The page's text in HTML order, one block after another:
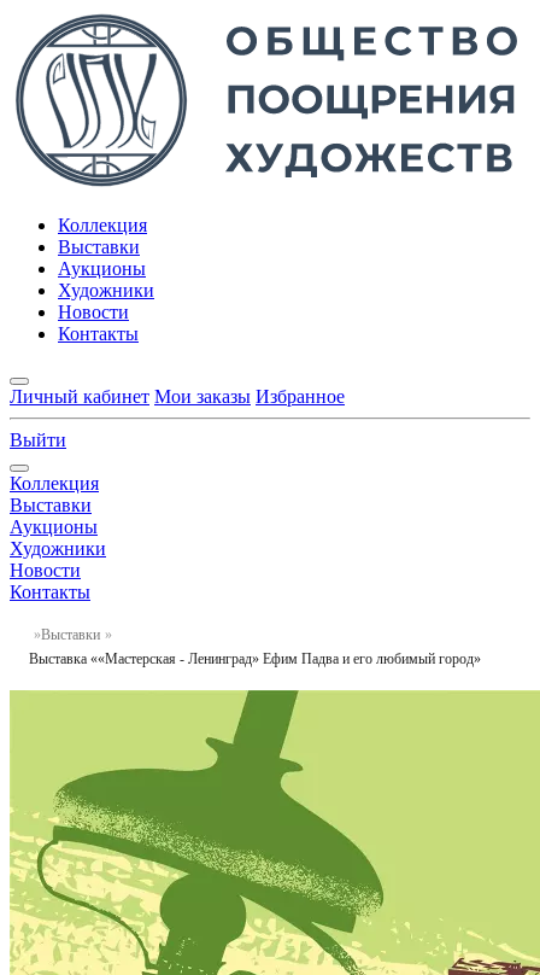
Коллекция
Выставки
Аукционы
Художники
Новости
Контакты
Личный кабинет Мои заказы Избранное
Выйти
Коллекция
Выставки
Аукционы
Художники
Новости
Контакты
Выставки
Выставка ««Мастерская - Ленинград» Ефим Падва и его любимый город»